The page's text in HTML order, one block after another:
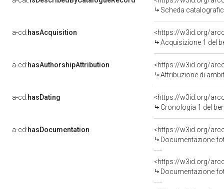
Scheda
a-cd:hasAcquisition
<https://w3id.org/
Acquisizione 1 del
a-cd:hasAuthorshipAttribution
<https://w3id.org/
Attribuzione di
a-cd:hasDating
<https://w3id.org/
Cronologia 1 del
a-cd:hasDocumentation
Documentazione
Documentazione